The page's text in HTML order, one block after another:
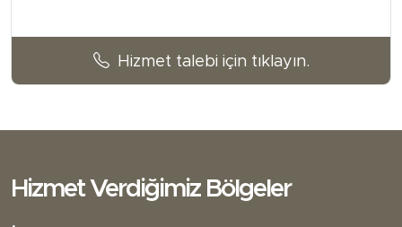
Hizmet talebi için tıklayın.
Hizmet Verdiğimiz Bölgeler